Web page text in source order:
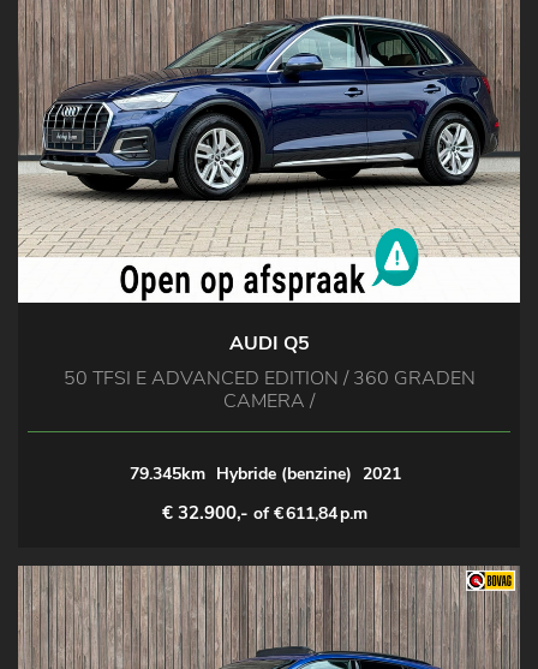
AUDI Q5
50 TFSI E ADVANCED EDITION / 360 GRADEN
CAMERA /
79.345km Hybride (benzine) 2021
€ 32.900,- of €611,84p.m